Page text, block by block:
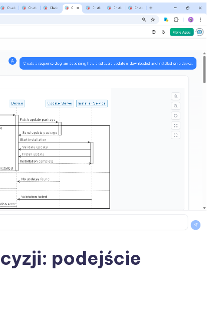
podejście